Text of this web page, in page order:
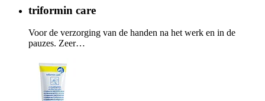
triformin care
Voor de verzorging van de handen na het werk en in de
pauzes. Zeer…